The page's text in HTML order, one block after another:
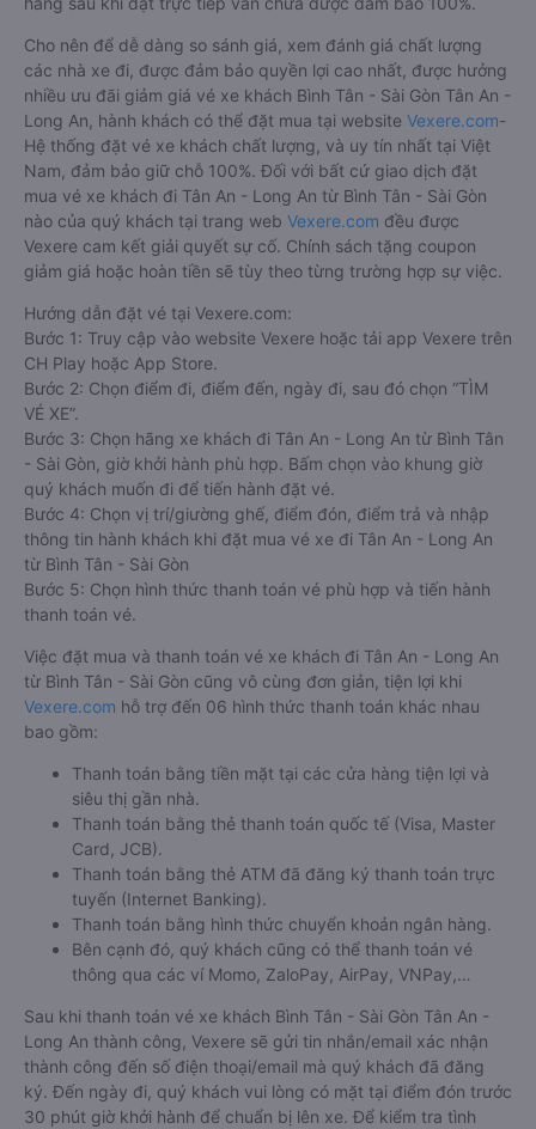
Cho nên để dễ dàng so sánh giá, xem đánh giá chất lượng
các nhà xe đi, được đảm bảo quyền lợi cao nhất, được hưởng
nhiều ưu đãi giảm giá vé xe khách Bình Tân - Sài Gòn Tân An -
Long An, hành khách có thể đặt mua tại website Vexere.com-
Hệ thống đặt vé xe khách chất lượng, và uy tín nhất tại Việt
Nam, đảm bảo giữ chỗ 100%. Đối với bất cứ giao dịch đặt
mua vé xe khách đi Tân An - Long An từ Bình Tân - Sài Gòn
nào của quý khách tại trang web Vexere.com đều được
Vexere cam kết giải quyết sự cố. Chính sách tặng coupon
giảm giá hoặc hoàn tiền sẽ tùy theo từng trường hợp sự việc.
Hướng dẫn đặt vé tại Vexere.com:
Bước 1: Truy cập vào website Vexere hoặc tải app Vexere trên
CH Play hoặc App Store.
Bước 2: Chọn điểm đi, điểm đến, ngày đi, sau đó chọn “TÌM
VÉ XE”.
Bước 3: Chọn hãng xe khách đi Tân An - Long An từ Bình Tân
- Sài Gòn, giờ khởi hành phù hợp. Bấm chọn vào khung giờ
quý khách muốn đi để tiến hành đặt vé.
Bước 4: Chọn vị trí/giường ghế, điểm đón, điểm trả và nhập
thông tin hành khách khi đặt mua vé xe đi Tân An - Long An
từ Bình Tân - Sài Gòn
Bước 5: Chọn hình thức thanh toán vé phù hợp và tiến hành
thanh toán vé.
Việc đặt mua và thanh toán vé xe khách đi Tân An - Long An
từ Bình Tân - Sài Gòn cũng vô cùng đơn giản, tiện lợi khi
Vexere.com hỗ trợ đến 06 hình thức thanh toán khác nhau
bao gồm:
Thanh toán bằng tiền mặt tại các cửa hàng tiện lợi và
siêu thị gần nhà.
Thanh toán bằng thẻ thanh toán quốc tế (Visa, Master
Card, JCB).
Thanh toán bằng thẻ ATM đã đăng ký thanh toán trực
tuyến (Internet Banking).
Thanh toán bằng hình thức chuyển khoản ngân hàng.
Bên cạnh đó, quý khách cũng có thể thanh toán vé
thông qua các ví Momo, ZaloPay, AirPay, VNPay,…
Sau khi thanh toán vé xe khách Bình Tân - Sài Gòn Tân An -
Long An thành công, Vexere sẽ gửi tin nhắn/email xác nhận
thành công đến số điện thoại/email mà quý khách đã đăng
ký. Đến ngày đi, quý khách vui lòng có mặt tại điểm đón trước
30 phút giờ khởi hành để chuẩn bị lên xe. Để kiểm tra tình